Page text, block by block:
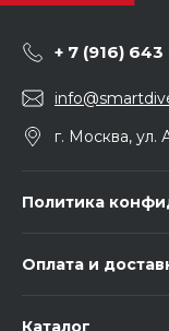
+ 7 (916) 643
г. Москва, ул.
Политика
Оплата и
Каталог